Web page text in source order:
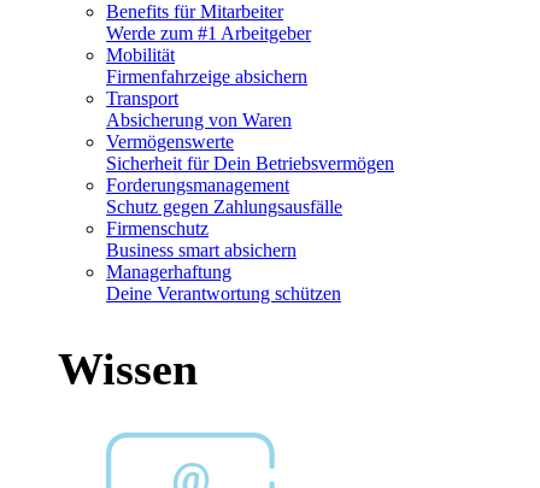
Benefits für Mitarbeiter
Werde zum #1 Arbeitgeber
Mobilität
Firmenfahrzeige absichern
Transport
Absicherung von Waren
Vermögenswerte
Sicherheit für Dein Betriebsvermögen
Forderungsmanagement
Schutz gegen Zahlungsausfälle
Firmenschutz
Business smart absichern
Managerhaftung
Deine Verantwortung schützen
Wissen